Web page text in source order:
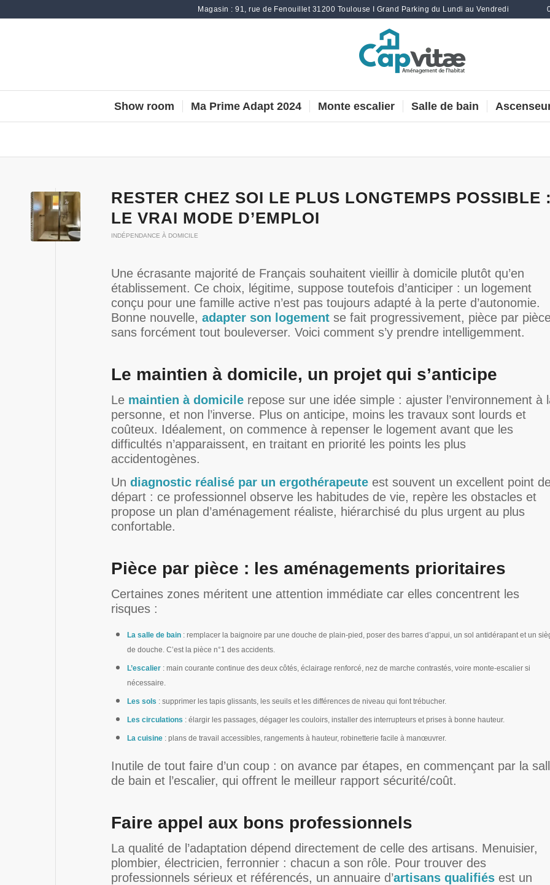
Magasin : 91, rue de Fenouillet 31200 Toulouse I Grand Parking du Lundi au Vendredi
Show room Ma Prime Adapt 2024 Monte escalier Salle de bain
RESTER CHEZ SOI LE PLUS LONGTEMPS POSSIBLE
LE VRAI MODE D’EMPLOI
INDÉPENDANCE À DOMICILE
Une écrasante majorité de Français souhaitent vieillir à domicile plutôt qu’en
établissement. Ce choix, légitime, suppose toutefois d’anticiper : un logement
conçu pour une famille active n’est pas toujours adapté à la perte d’autonomie.
Bonne nouvelle, adapter son logement se fait progressivement, pièce par
sans forcément tout bouleverser. Voici comment s’y prendre intelligemment.
Le maintien à domicile, un projet qui s’anticipe
Le maintien à domicile repose sur une idée simple : ajuster l’environnement à
personne, et non l’inverse. Plus on anticipe, moins les travaux sont lourds et
coûteux. Idéalement, on commence à repenser le logement avant que les
difficultés n’apparaissent, en traitant en priorité les points les plus
accidentogènes.
Un diagnostic réalisé par un ergothérapeute est souvent un excellent point
départ : ce professionnel observe les habitudes de vie, repère les obstacles et
propose un plan d’aménagement réaliste, hiérarchisé du plus urgent au plus
confortable.
Pièce par pièce : les aménagements prioritaires
Certaines zones méritent une attention immédiate car elles concentrent les
risques :
La salle de bain: remplacer la baignoire par une douche de plain-pied, poser des barres d’appui, un sol antidérapant et un
de douche. C’est la pièce n°1 des accidents.
L’escalier: main courante continue des deux côtés, éclairage renforcé, nez de marche contrastés, voire monte-escalier si
nécessaire.
Les sols : supprimer les tapis glissants, les seuils et les différences de niveau qui font trébucher.
Les circulations : élargir les passages, dégager les couloirs, installer des interrupteurs et prises à bonne hauteur.
La cuisine: plans de travail accessibles, rangements à hauteur, robinetterie facile à manœuvrer.
Inutile de tout faire d’un coup : on avance par étapes, en commençant par la
de bain et l’escalier, qui offrent le meilleur rapport sécurité/coût.
Faire appel aux bons professionnels
La qualité de l’adaptation dépend directement de celle des artisans. Menuisier,
plombier, électricien, ferronnier : chacun a son rôle. Pour trouver des
professionnels sérieux et référencés, un annuaire d’artisans qualifiés est un